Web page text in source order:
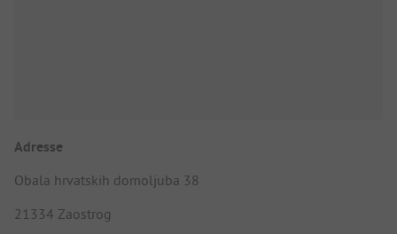
Adresse
Obala hrvatskih domoljuba 38
21334 Zaostrog